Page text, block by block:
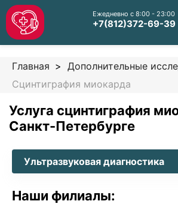
Ежедневно с 8:00 - 23:00
+7(812)372-69-39
Главная
Дополнительные
Сцинтиграфия миокарда
Услуга сцинтиграфия
Санкт-Петербурге
Ультразвуковая диагностика
Наши филиалы: